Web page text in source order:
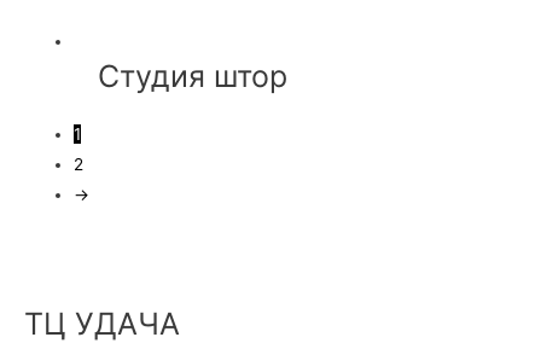
Студия штор
1
2
→
ТЦ УДАЧА